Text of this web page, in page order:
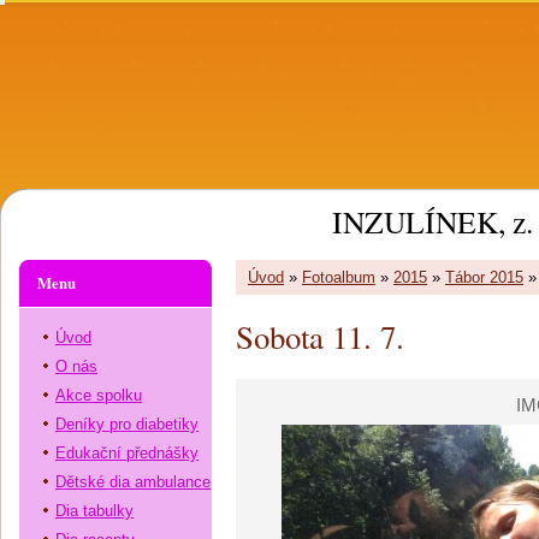
INZULÍNEK, z.
Úvod » Fotoalbum » 2015 » Tábor 2015
Sobota 11. 7.
Menu
Úvod
O nás
Akce spolku
Deníky pro diabetiky
Edukační přednášky
Dětské dia ambulance
Dia tabulky